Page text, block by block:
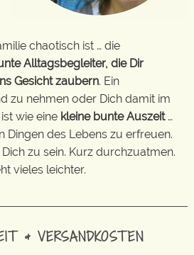
chaotisch ist … die
Alltagsbegleiter, die Dir
Gesicht zaubern. Ein
zu nehmen oder Dich damit im
wie eine kleine bunte Auszeit…
Dingen des Lebens zu erfreuen.
zu sein. Kurz durchzuatmen.
vieles leichter.
& VERSANDKOSTEN